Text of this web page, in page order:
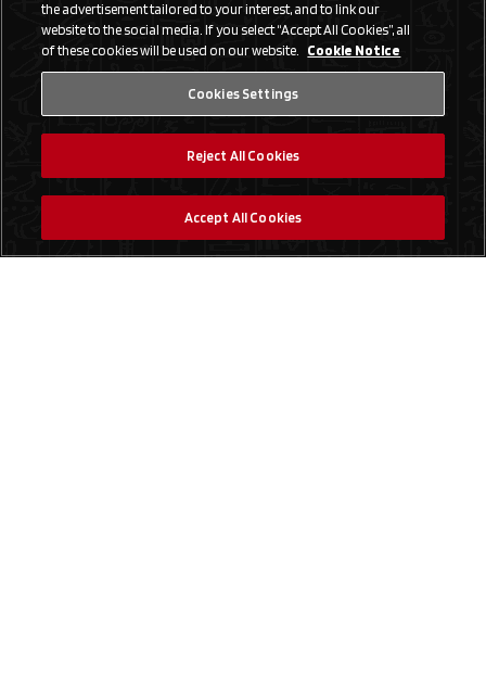
the advertisement tailored to your interest, and to link our
website to the social media. If you select “Accept All Cookies”, all
of these cookies will be used on our website. Cookie Notice
Cookies Settings
Reject All Cookies
Accept All Cookies